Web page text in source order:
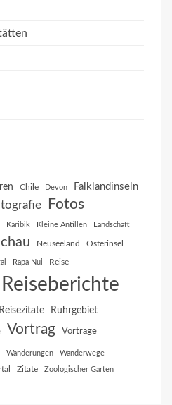
Chile Devon Falklandinseln
Fotos
Karibik Kleine Antillen Landschaft
Neuseeland Osterinsel
Rapa Nui Reise
Reiseberichte
Reisezitate Ruhrgebiet
Vortrag Vorträge
Wanderungen Wanderwege
Zitate Zoologischer Garten